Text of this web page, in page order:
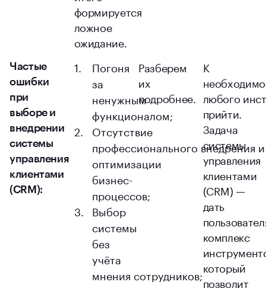
формируется
ложное
ожидание.
Частые
ошибки
при
выборе и
внедрении
системы
управления
клиентами
(CRM):
Погоня
за
ненужным
функционалом;
Отсутствие
профессионального внедрения и
оптимизации
бизнес-
процессов;
Выбор
системы
без
учёта
мнения сотрудников;
Разберем
их
подробнее.
К
любого
прийти.
Задача
системы
управления
клиентами
(CRM) —
дать
комплекс
который
позволит